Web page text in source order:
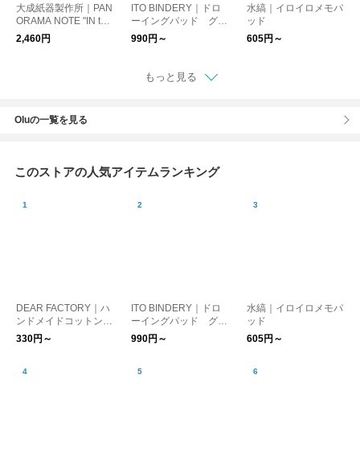
大成紙器製作所｜PAN
ORAMA NOTE "IN the
Manner Of"
2,460円
ITO BINDERY｜ドロ
ーイングパッド グレ
ー
990円～
水縞｜イロイロメモパ
ッド
605円～
もっと見る
Oluの一覧を見る
このストアの人気アイテムランキング
DEAR FACTORY｜ハ
ンドメイドコットンペ
ーパー ラウンドカー
330円～
ITO BINDERY｜ドロ
ーイングパッド グレ
ー
990円～
水縞｜イロイロメモパ
ッド
605円～